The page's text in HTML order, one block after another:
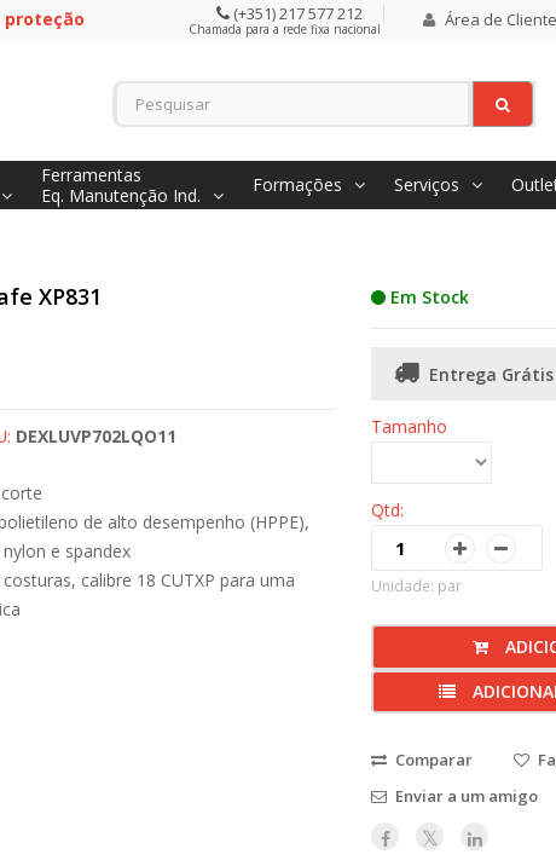
proteção (+351) 217 577 212
Chamada para a rede fixa nacional Área de Cliente
Ferramentas
Eq. Manutenção Ind.
Formações Serviços
XP831
DEXLUVP702LQO11
de alto desempenho (HPPE),
e spandex
calibre 18 CUTXP para uma
Em Stock
Entrega
Tamanho
Qtd:
Unidade: par
Comparar
Enviar a um amigo